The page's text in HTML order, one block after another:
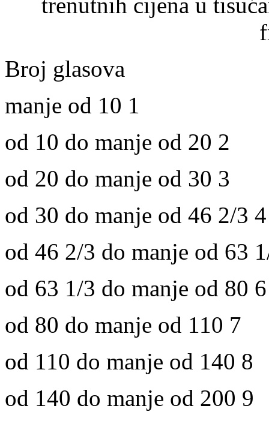
trenutnih cijena u
Broj glasova
manje od 10 1
od 10 do manje od 20 2
od 20 do manje od 30 3
od 30 do manje od 46 2/3 4
od 46 2/3 do manje od 63
od 63 1/3 do manje od 80 6
od 80 do manje od 110 7
od 110 do manje od 140 8
od 140 do manje od 200 9